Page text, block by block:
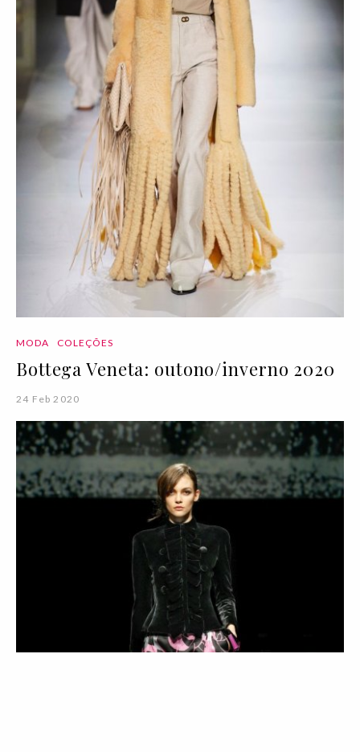
MODA COLEÇÕES
Bottega Veneta: outono/inverno 2020
24 Feb 2020